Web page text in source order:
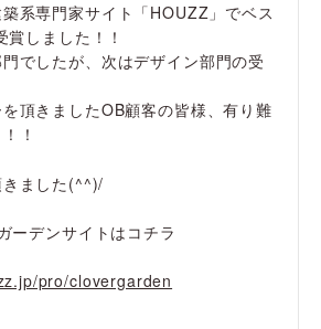
系専門家サイト「HOUZZ」でベス
賞しました！！
でしたが、次はデザイン部門の受
頂きましたOB顧客の皆様、有り難
！
ました(^^)/
ーデンサイトはコチラ
pro/clovergarden